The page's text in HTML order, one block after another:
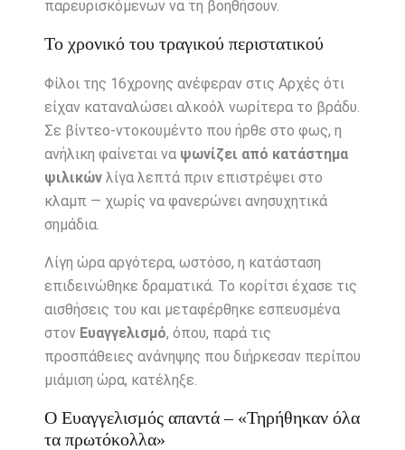
παρευρισκόμενων να τη βοηθήσουν.
Το χρονικό του τραγικού περιστατικού
Φίλοι της 16χρονης ανέφεραν στις Αρχές ότι
είχαν καταναλώσει αλκοόλ νωρίτερα το βράδυ.
Σε βίντεο-ντοκουμέντο που ήρθε στο φως, η
ανήλικη φαίνεται να ψωνίζει από κατάστημα
ψιλικώνλίγα λεπτά πριν επιστρέψει στο
κλαμπ — χωρίς να φανερώνει ανησυχητικά
σημάδια.
Λίγη ώρα αργότερα, ωστόσο, η κατάσταση
επιδεινώθηκε δραματικά. Το κορίτσι έχασε τις
αισθήσεις του και μεταφέρθηκε εσπευσμένα
στον Ευαγγελισμό, όπου, παρά τις
προσπάθειες ανάνηψης που διήρκεσαν περίπου
μιάμιση ώρα, κατέληξε.
Ο Ευαγγελισμός απαντά – «Τηρήθηκαν όλα
τα πρωτόκολλα»